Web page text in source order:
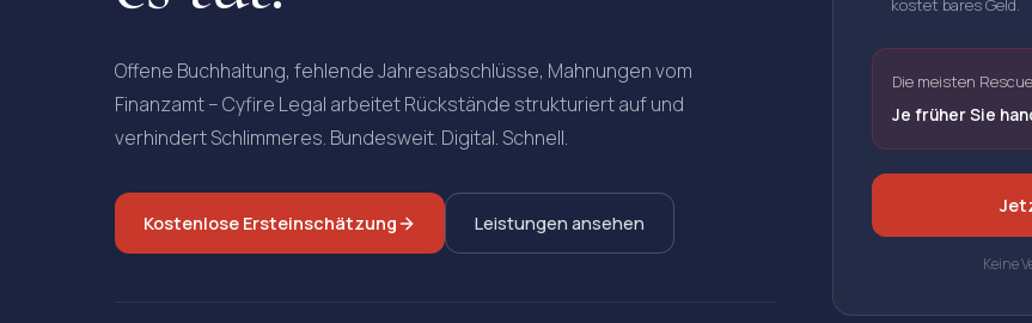
Offene Buchhaltung, fehlende Jahresabschlüsse, Mahnungen vom
Finanzamt – Cyfire Legal arbeitet Rückstände strukturiert auf und
verhindert Schlimmeres. Bundesweit. Digital. Schnell.
Kostenlose Ersteinschätzung Leistungen ansehen
kostet bares Geld.
Die meisten
Je früher Sie
Keine